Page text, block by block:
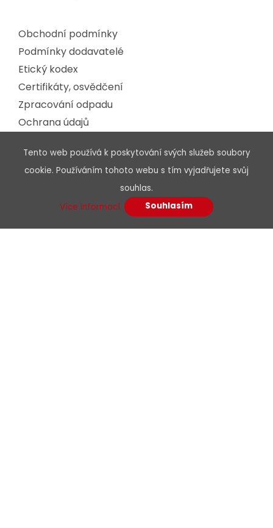
Obchodní podmínky
Podmínky dodavatelé
Etický kodex
Certifikáty, osvědčení
Zpracování odpadu
Ochrana údajů
Podpora
Hledat podle parametrů
Tento web používá k poskytování svých služeb soubory
cookie. Používáním tohoto webu s tím vyjadřujete svůj
souhlas.
Více informací.
Souhlasím